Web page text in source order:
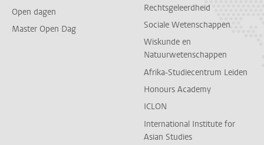
Open dagen
Master Open Dag
Rechtsgeleerdheid
Sociale Wetenschappen
Wiskunde en
Natuurwetenschappen
Afrika-Studiecentrum Leiden
Honours Academy
ICLON
International Institute for
Asian Studies